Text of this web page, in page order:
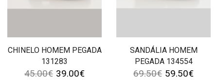
CHINELO HOMEM PEGADA
131283
45.00€ 39.00€
SANDÁLIA HOMEM
PEGADA 134554
69.50€ 59.50€